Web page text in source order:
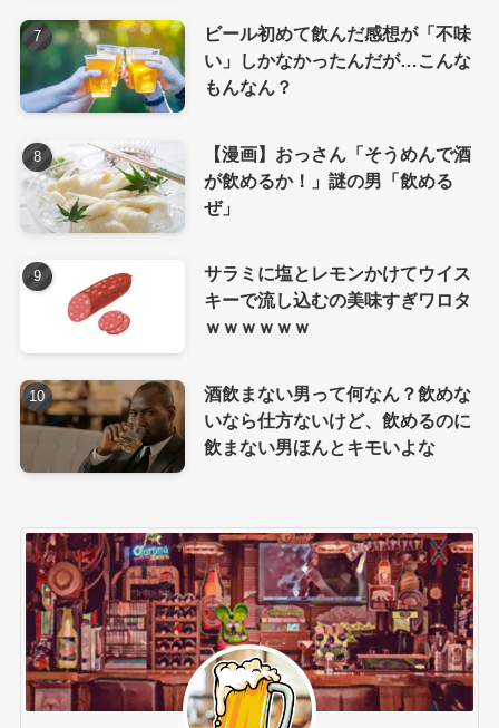
ビール初めて飲んだ感想が「不味
い」しかなかったんだが…こんな
もんなん？
【漫画】おっさん「そうめんで酒
が飲めるか！」謎の男「飲める
ぜ」
サラミに塩とレモンかけてウイス
キーで流し込むの美味すぎワロタ
ｗｗｗｗｗｗ
酒飲まない男って何なん？飲めな
いなら仕方ないけど、飲めるのに
飲まない男ほんとキモいよな